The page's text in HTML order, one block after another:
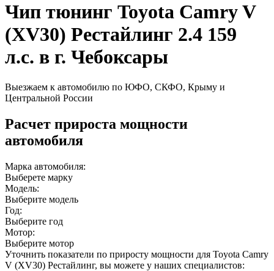
Чип тюнинг Toyota Camry V
(XV30) Рестайлинг 2.4 159
л.с. в г. Чебоксары
Выезжаем к автомобилю по ЮФО, СКФО, Крыму и
Центральной России
Расчет прироста мощности
автомобиля
Марка автомобиля:
Выберете марку
Модель:
Выберите модель
Год:
Выберите год
Мотор:
Выберите мотор
Уточнить показатели по приросту мощности для Toyota Camry
V (XV30) Рестайлинг, вы можете у наших специалистов: